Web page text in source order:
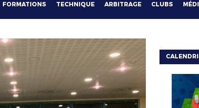
FORMATIONS TECHNIQUE ARBITRAGE CLUBS